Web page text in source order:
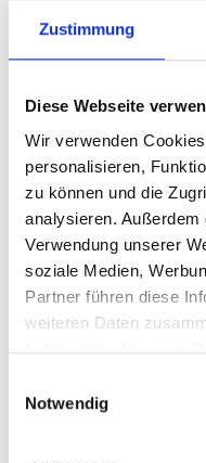
Zustimmung
Diese Webseite
Wir verwenden
personalisieren,
zu können und die
analysieren.
Verwendung unserer
soziale Medien,
Partner führen diese
weiteren Daten
haben oder die sie im
Notwendig
Vielfältige
Du hast keine
Kein Problem! Die
bieten dir für
Equipment.Und das
Beratungbei
inklusive. Ein